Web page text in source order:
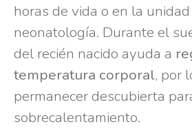
horas de vida o en la
neonatología. Durante el
del recién nacido ayuda a
temperatura corporal, por
permanecer descubierta
sobrecalentamiento.